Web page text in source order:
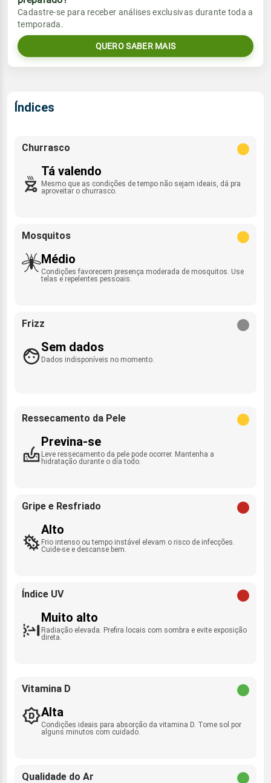
Umidade do ar
14%44%
Rajada de vento
Sol
00:28h às 14:34h
Lua
Chuva
0.0mm
Umidade do ar
Vento
ESE - 10km/h
Rajada de vento
Sol
Cadastre-se para receber análises exclusivas durante toda a
temporada.
QUERO SABER MAIS
Índices
Churrasco
Tá valendo
Mesmo que as condições de tempo não sejam ideais, dá pra
aproveitar o churrasco.
Mosquitos
Médio
Condições favorecem presença moderada de mosquitos. Use
telas e repelentes pessoais.
Frizz
Sem dados
Dados indisponíveis no momento.
Ressecamento da Pele
Previna-se
Leve ressecamento da pele pode ocorrer. Mantenha a
hidratação durante o dia todo.
Gripe e Resfriado
Alto
Frio intenso ou tempo instável elevam o risco de infecções.
Cuide-se e descanse bem.
Índice UV
Muito alto
Radiação elevada. Prefira locais com sombra e evite exposição
direta.
Vitamina D
Alta
Condições ideais para absorção da vitamina D. Tome sol por
alguns minutos com cuidado.
Qualidade do Ar